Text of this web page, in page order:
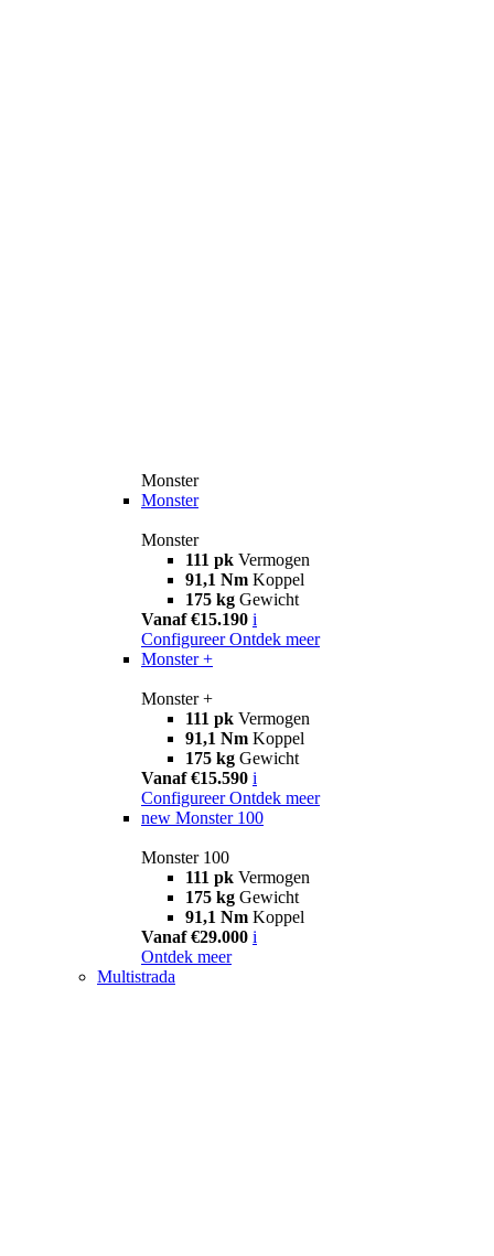
Monster
Monster
Monster
111 pk Vermogen
91,1 Nm Koppel
175 kg Gewicht
Vanaf €15.190 i
Configureer Ontdek meer
Monster +
Monster +
111 pk Vermogen
91,1 Nm Koppel
175 kg Gewicht
Vanaf €15.590 i
Configureer Ontdek meer
new Monster 100
Monster 100
111 pk Vermogen
175 kg Gewicht
91,1 Nm Koppel
Vanaf €29.000 i
Ontdek meer
Multistrada